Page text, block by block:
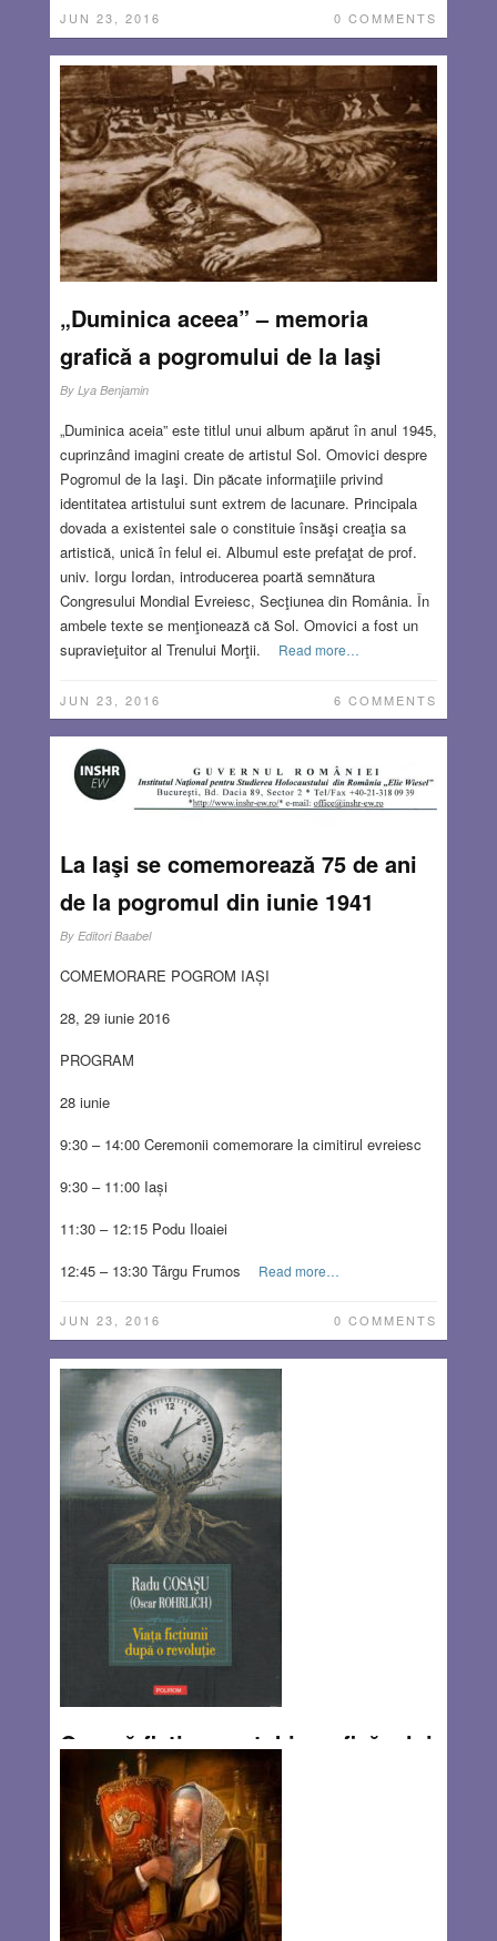
JUN 23, 2016 0 COMMENTS
„Duminica aceea” – memoria
grafică a pogromului de la Iaşi
By Lya Benjamin
„Duminica aceia” este titlul unui album apărut în anul 1945,
cuprinzând imagini create de artistul Sol. Omovici despre
Pogromul de la Iaşi. Din păcate informaţiile privind
identitatea artistului sunt extrem de lacunare. Principala
dovada a existentei sale o constituie însăşi creaţia sa
artistică, unică în felul ei. Albumul este prefaţat de prof.
univ. Iorgu Iordan, introducerea poartă semnătura
Congresului Mondial Evreiesc, Secţiunea din România. În
ambele texte se menţionează că Sol. Omovici a fost un
supravieţuitor al Trenului Morţii.
Read more…
JUN 23, 2016 6 COMMENTS
La Iaşi se comemorează 75 de ani
de la pogromul din iunie 1941
By Editori Baabel
COMEMORARE POGROM IAȘI
28, 29 iunie 2016
PROGRAM
28 iunie
9:30 – 14:00 Ceremonii comemorare la cimitirul evreiesc
9:30 – 11:00 Iași
11:30 – 12:15 Podu Iloaiei
12:45 – 13:30 Târgu Frumos
Read more…
JUN 23, 2016 0 COMMENTS
O nouă ficțiune autobiografică a lui
Radu Cosaşu
Mirel Horodi
Recent a apărut la editura Polirom volumul „Viața ficțiunii
după o revoluție” de Radu Cosaşu , o carte bazată pe o
ficțiune autobiografică, care conține, de la prima până la
ultima pagină, o serie de scrisori. Prima parte, intitulată